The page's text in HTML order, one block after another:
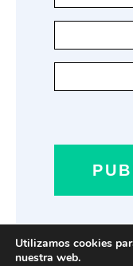
Utilizamos cookies
nuestra web.